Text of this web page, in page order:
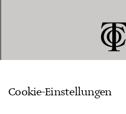
KUNDENSERVICE
Cookie-Einstellungen